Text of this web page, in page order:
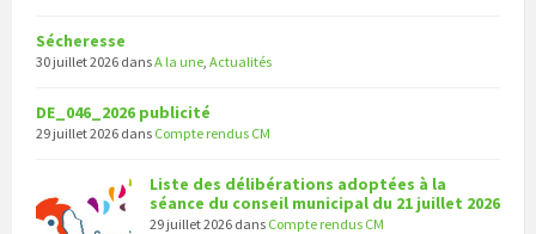
Sécheresse
30 juillet 2026 dansA la une Actualités
DE_046_2026 publicité
29 juillet 2026 dans Compte rendus CM
Liste des délibérations adoptées à la
séance du conseil municipal du 21 juillet 2026
29 juillet 2026 dans Compte rendus CM